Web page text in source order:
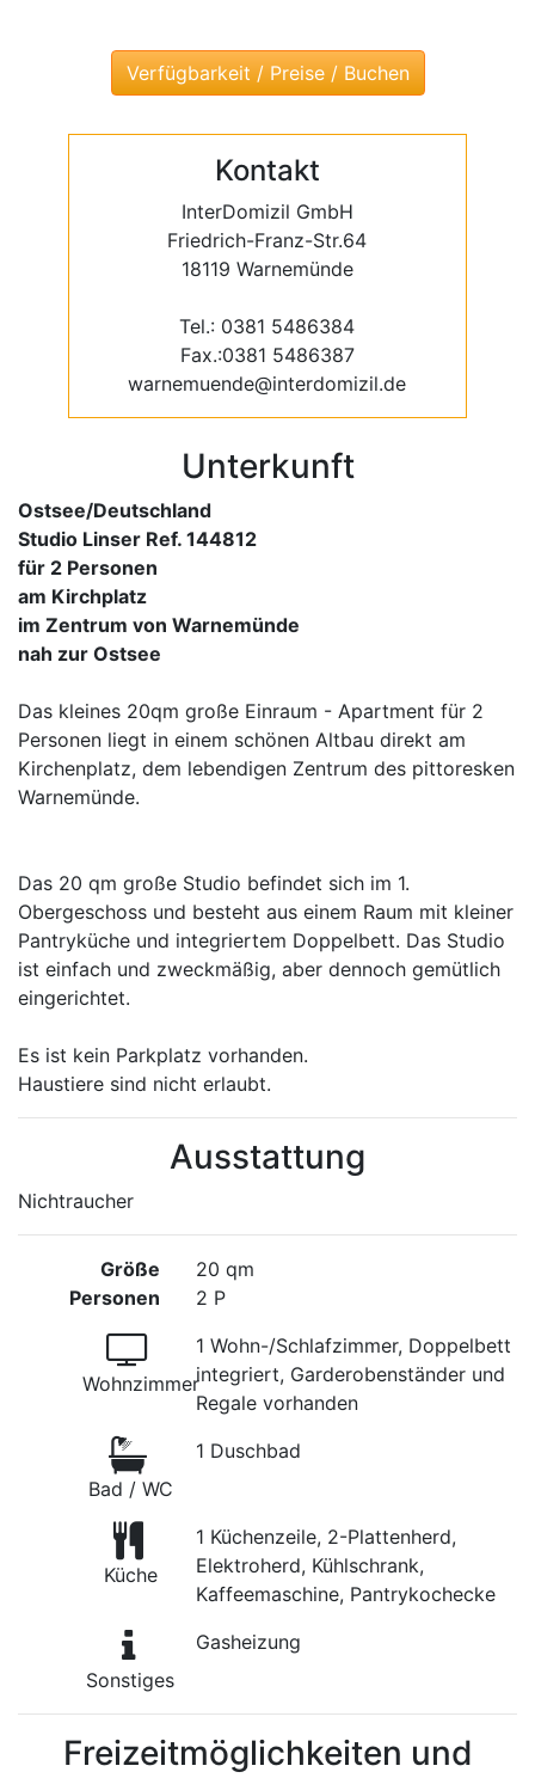
Kontakt
InterDomizil GmbH
Friedrich-Franz-Str.64
18119 Warnemünde
Tel.: 0381 5486384
Fax.:0381 5486387
warnemuende@interdomizil.de
Unterkunft
Ostsee/Deutschland
Studio Linser Ref. 144812
für 2 Personen
am Kirchplatz
im Zentrum von Warnemünde
nah zur Ostsee
Das kleines 20qm große Einraum - Apartment für 2
Personen liegt in einem schönen Altbau direkt am
Kirchenplatz, dem lebendigen Zentrum des pittoresken
Warnemünde.
Das 20 qm große Studio befindet sich im 1.
Obergeschoss und besteht aus einem Raum mit kleiner
Pantryküche und integriertem Doppelbett. Das Studio
ist einfach und zweckmäßig, aber dennoch gemütlich
eingerichtet.
Es ist kein Parkplatz vorhanden.
Haustiere sind nicht erlaubt.
Ausstattung
Nichtraucher
Größe
Personen
20 qm
2 P
Wohnzimmer
1 Wohn-/Schlafzimmer, Doppelbett
integriert, Garderobenständer und
Regale vorhanden
Bad / WC
1 Duschbad
Küche
1 Küchenzeile, 2-Plattenherd,
Elektroherd, Kühlschrank,
Kaffeemaschine, Pantrykochecke
Sonstiges
Gasheizung
Freizeitmöglichkeiten und